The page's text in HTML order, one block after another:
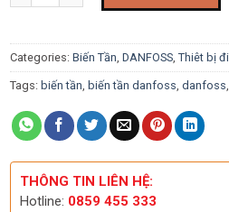
Categories: Biến Tần, DANFOSS, Thiêt bị
Tags: biến tần, biến tần danfoss, danfoss,
THÔNG TIN LIÊN HỆ:
Hotline: 0859 455 333